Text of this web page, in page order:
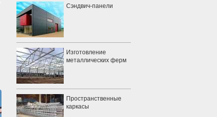
Сэндвич-панели
Изготовление
металлических ферм
Пространственные
каркасы